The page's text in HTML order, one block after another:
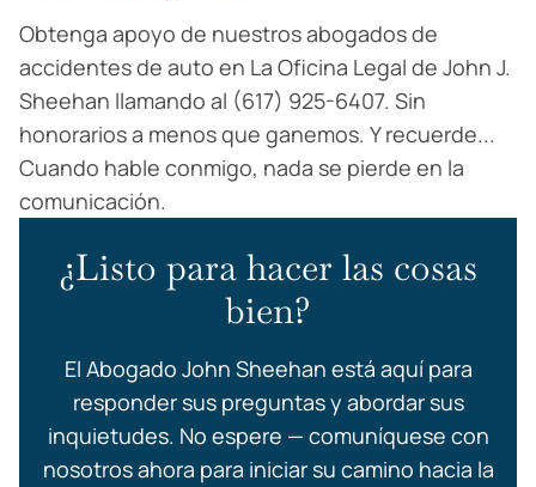
Obtenga apoyo de nuestros abogados de
accidentes de auto en La Oficina Legal de John J.
Sheehan llamando al (617) 925-6407. Sin
honorarios a menos que ganemos. Y recuerde...
Cuando hable conmigo, nada se pierde en la
comunicación.
¿Listo para hacer las cosas
bien?
El Abogado John Sheehan está aquí para
responder sus preguntas y abordar sus
inquietudes. No espere — comuníquese con
nosotros ahora para iniciar su camino hacia la